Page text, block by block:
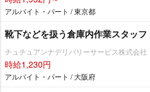
アルバイト・パート / 東京都
靴下などを扱う倉庫内作業スタッフ
チュチュアンナデリバリーサービス株式会社
時給1,230円
アルバイト・パート / 大阪府